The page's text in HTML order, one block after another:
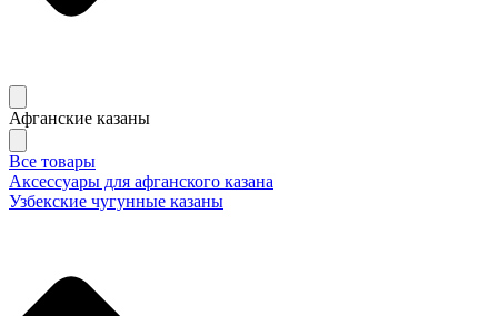
Афганские казаны
Все товары
Аксессуары для афганского казана
Узбекские чугунные казаны